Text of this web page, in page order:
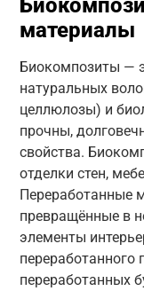
материалы
Биокомпозиты —
натуральных
целлюлозы) и
прочны,
свойства.
отделки стен,
Переработанные
превращённые в
элементы
переработанного
переработанных